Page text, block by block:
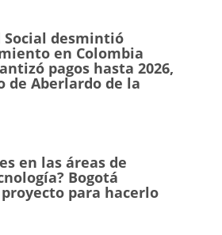
Social desmintió
en Colombia
pagos hasta 2026,
de Aberlardo de la
en las áreas de
Bogotá
para hacerlo